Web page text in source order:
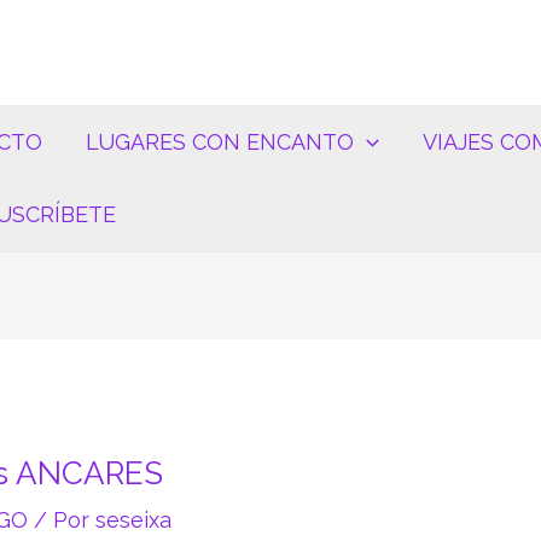
LUGARES CON ENCANTO VIAJES
/ Porseseixa